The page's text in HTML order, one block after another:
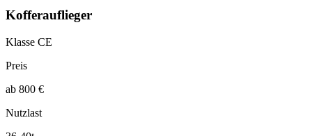
Kofferauflieger
Klasse CE
Preis
ab 800 €
Nutzlast